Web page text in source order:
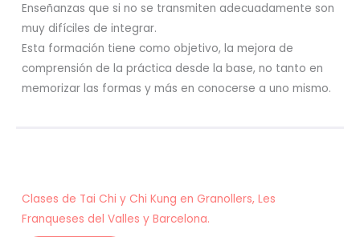
Enseñanzas que si no se transmiten adecuadamente son
muy difíciles de integrar.
Esta formación tiene como objetivo, la mejora de
comprensión de la práctica desde la base, no tanto en
memorizar las formas y más en conocerse a uno mismo.
Clases de Tai Chi y Chi Kung en Granollers, Les
Franqueses del Valles y Barcelona.